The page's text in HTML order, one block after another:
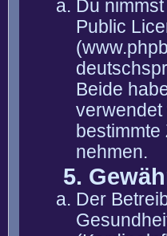
Du
Public
Beide
verwendet
nehmen.
5.
Der